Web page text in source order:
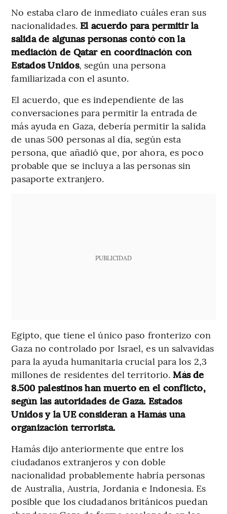
No estaba claro de inmediato cuáles eran sus
nacionalidades.El acuerdo para permitir la
salida de algunas personas contó con la
mediación de Qatar en coordinación con
Estados Unidos, según una persona
familiarizada con el asunto.
El acuerdo, que es independiente de las
conversaciones para permitir la entrada de
más ayuda en Gaza, debería permitir la salida
de unas 500 personas al día, según esta
persona, que añadió que, por ahora, es poco
probable que se incluya a las personas sin
pasaporte extranjero.
PUBLICIDAD
Egipto, que tiene el único paso fronterizo con
Gaza no controlado por Israel, es un salvavidas
para la ayuda humanitaria crucial para los 2,3
millones de residentes del territorio.Más de
8.500 palestinos han muerto en el conflicto,
según las autoridades de Gaza. Estados
Unidos y la UE consideran a Hamás una
organización terrorista.
Hamás dijo anteriormente que entre los
ciudadanos extranjeros y con doble
nacionalidad probablemente habría personas
de Australia, Austria, Jordania e Indonesia. Es
posible que los ciudadanos británicos puedan